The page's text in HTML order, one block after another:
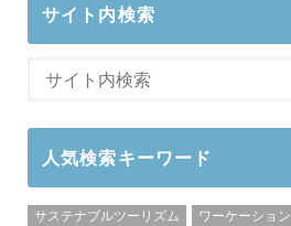
サイト内検索
人気検索キーワード
サステナブルツーリズム ワーケーション